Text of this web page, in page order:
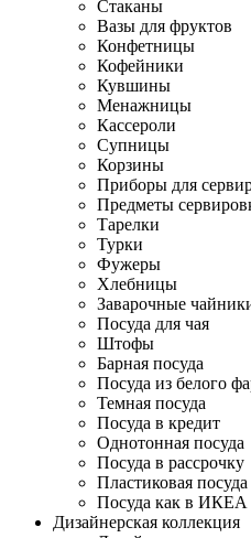
Стаканы
Вазы для фруктов
Конфетницы
Кофейники
Кувшины
Менажницы
Кассероли
Супницы
Корзины
Приборы для
Предметы
Тарелки
Турки
Фужеры
Хлебницы
Заварочные
Посуда для чая
Штофы
Барная посуда
Посуда из белого
Темная посуда
Посуда в кредит
Однотонная посуда
Посуда в рассрочку
Пластиковая посуда
Посуда как в ИКЕА
Дизайнерская коллекция